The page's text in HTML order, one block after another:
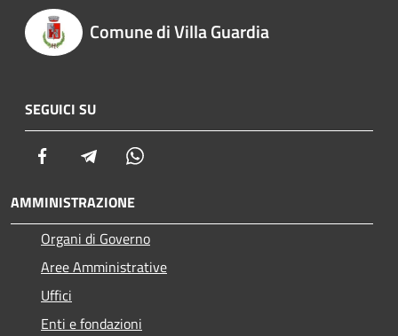
Comune di Villa Guardia
SEGUICI SU
Facebook Telegram
AMMINISTRAZIONE
Organi di Governo
Aree Amministrative
Uffici
Enti e fondazioni